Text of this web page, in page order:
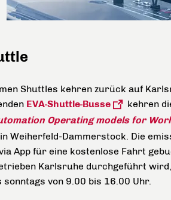
Shuttles kehren zurück auf
EVA-Shuttle-Busse
kehren
Operating models for W
Weiherfeld-Dammerstock. Die
App für eine kostenlose Fahrt
Karlsruhe durchgeführt
von 9.00 bis 16.00 Uhr.